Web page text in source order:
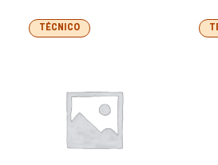
TÉCNICO